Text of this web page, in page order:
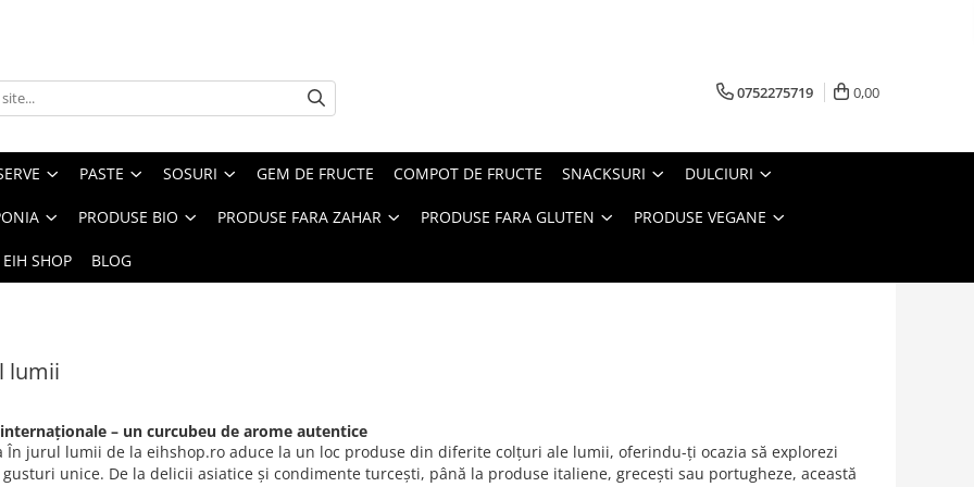
0752275719 0,00
PASTE SOSURI GEM DE FRUCTE COMPOT DE FRUCTE SNACKSURI DULCIURI
PRODUSE BIO PRODUSE FARA ZAHAR PRODUSE FARA GLUTEN PRODUSE VEGANE
SHOP BLOG
lumii
– un curcubeu de arome autentice
În jurul lumii de la eihshop.ro aduce la un loc produse din diferite colțuri ale lumii, oferindu-ți ocazia să explorezi
unice. De la delicii asiatice și condimente turcești, până la produse italiene, grecești sau portugheze, această